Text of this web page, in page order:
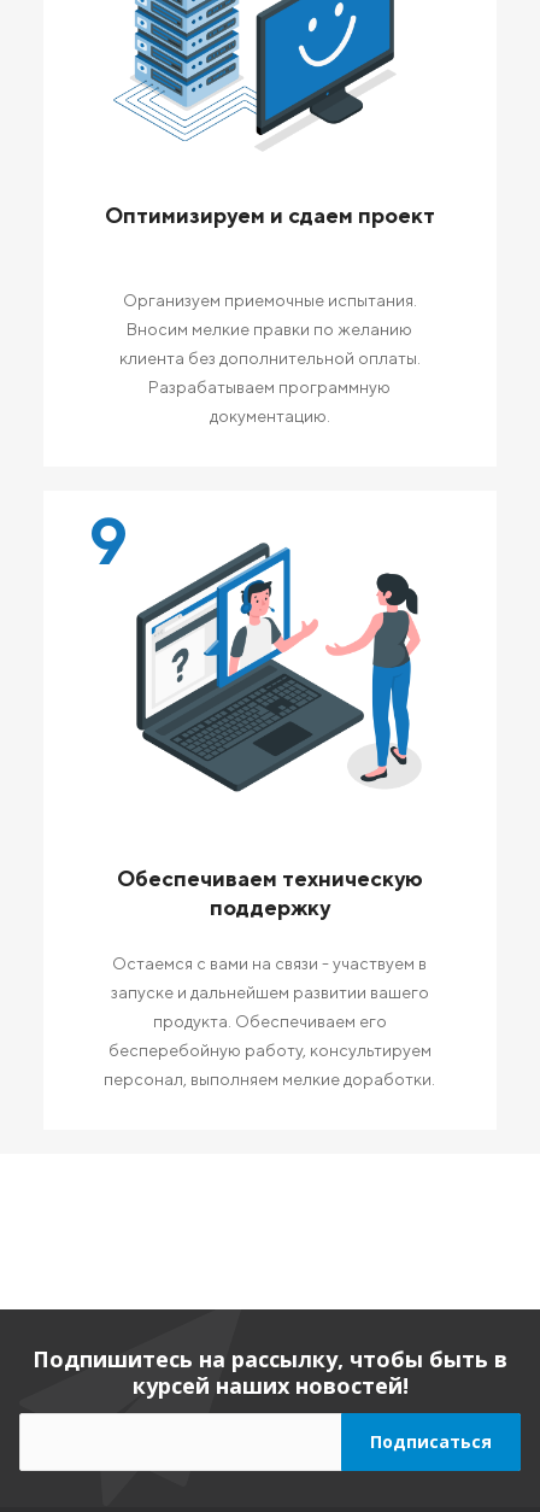
Оптимизируем и сдаем проект
Организуем приемочные испытания.
Вносим мелкие правки по желанию
клиента без дополнительной оплаты.
Разрабатываем программную
документацию.
9
Обеспечиваем техническую
поддержку
Остаемся с вами на связи - участвуем в
запуске и дальнейшем развитии вашего
продукта. Обеспечиваем его
бесперебойную работу, консультируем
персонал, выполняем мелкие доработки.
Подпишитесь на рассылку, чтобы быть в
курсей наших новостей!